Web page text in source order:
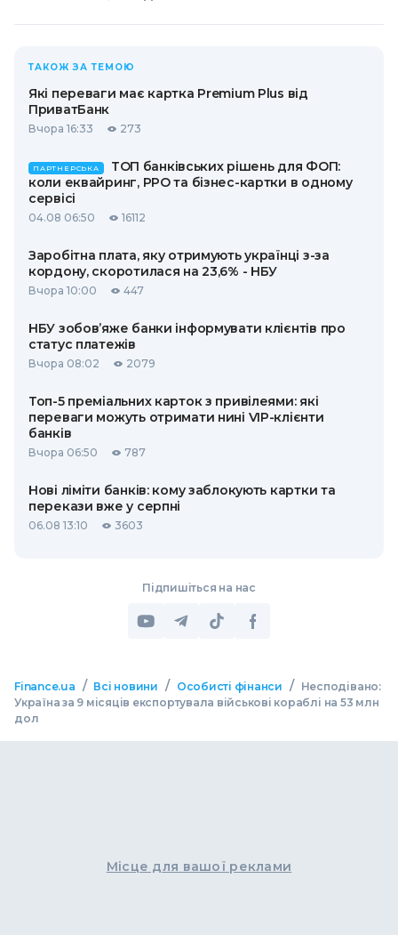
ТАКОЖ ЗА ТЕМОЮ
Які переваги має картка Premium Plus від
ПриватБанк
Вчора 16:33 273
ПАРТНЕРСЬКА
ТОП банківських рішень для ФОП:
коли еквайринг, РРО та бізнес-картки в одному
сервісі
04.08 06:50 16112
Заробітна плата, яку отримують українці з-за
кордону, скоротилася на 23,6% - НБУ
Вчора 10:00 447
НБУ зобов’яже банки інформувати клієнтів про
статус платежів
Вчора 08:02 2079
Топ-5 преміальних карток з привілеями: які
переваги можуть отримати нині VIP-клієнти
банків
Вчора 06:50 787
Нові ліміти банків: кому заблокують картки та
перекази вже у серпні
06.08 13:10 3603
Підпишіться на нас
Finance.ua / Всі новини / Особисті фінанси /
Несподівано:
Україна за 9 місяців експортувала військові кораблі на 53 млн
дол
Місце для вашої реклами